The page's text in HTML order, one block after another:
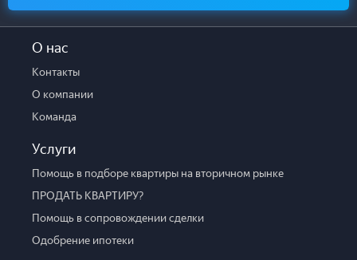
О нас
Контакты
О компании
Команда
Услуги
Помощь в подборе квартиры на вторичном рынке
ПРОДАТЬ КВАРТИРУ?
Помощь в сопровождении сделки
Одобрение ипотеки